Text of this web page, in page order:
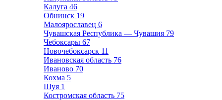
Калуга 46
Обнинск 19
Малоярославец 6
Чувашская Республика — Чувашия 79
Чебоксары 67
Новочебоксарск 11
Ивановская область 76
Иваново 70
Кохма 5
Шуя 1
Костромская область 75